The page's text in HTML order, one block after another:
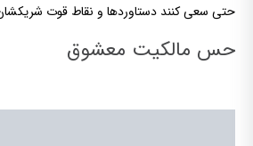
حتی سعی کنند دستاوردها و نقاط قوت
حس مالکیت معشوق